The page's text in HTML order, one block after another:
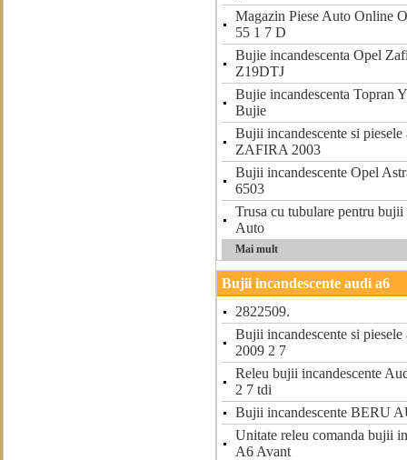
Magazin Piese Auto Online
55 1 7 D
Bujie incandescenta Opel
Z19DTJ
Bujie incandescenta Topran
Bujie
Bujii incandescente si
ZAFIRA 2003
Bujii incandescente Opel
6503
Trusa cu tubulare pentru bujii
Auto
Mai mult
Bujii incandescente audi a6
2822509.
Bujii incandescente si
2009 2 7
Releu bujii incandescente
2 7 tdi
Bujii incandescente BERU
Unitate releu comanda bujii
A6 Avant